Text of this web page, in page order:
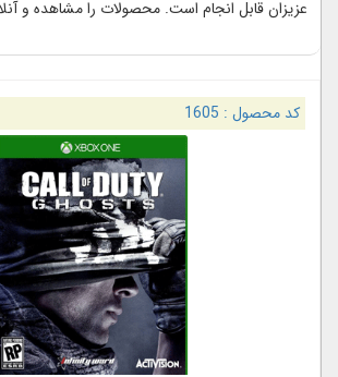
عزیزان قابل انجام است. محصولات را مشاهده و
کد محصول : 1605